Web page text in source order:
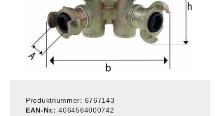
Produktnummer: 6767143
EAN-Nr.:4064564000742